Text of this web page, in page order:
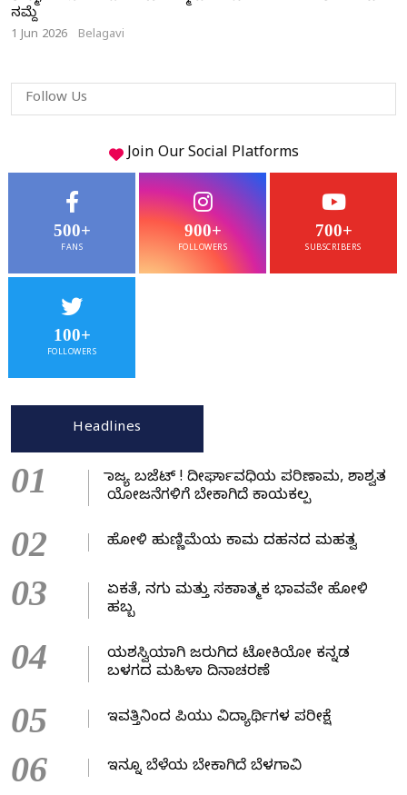
ನಮ್ದೆ
1 Jun 2026 Belagavi
Follow Us
Join Our Social Platforms
500+
FANS
900+
FOLLOWERS
700+
SUBSCRIBERS
100+
FOLLOWERS
Headlines
01
ರಾಜ್ಯ ಬಜೆಟ್ ! ದೀರ್ಘಾವಧಿಯ ಪರಿಣಾಮ, ಶಾಶ್ವತ
ಯೋಜನೆಗಳಿಗೆ ಬೇಕಾಗಿದೆ ಕಾಯಕಲ್ಪ
02 ಹೋಳಿ ಹುಣ್ಣಿಮೆಯ ಕಾಮ ದಹನದ ಮಹತ್ವ
03
ಏಕತೆ, ನಗು ಮತ್ತು ಸಕಾರಾತ್ಮಕ ಭಾವವೇ ಹೋಳಿ
ಹಬ್ಬ
04
ಯಶಸ್ವಿಯಾಗಿ ಜರುಗಿದ ಟೋಕಿಯೋ ಕನ್ನಡ
ಬಳಗದ ಮಹಿಳಾ ದಿನಾಚರಣೆ
05 ಇವತ್ತಿನಿಂದ ಪಿಯು ವಿದ್ಯಾರ್ಥಿಗಳ ಪರೀಕ್ಷೆ
06 ಇನ್ನೂ ಬೆಳೆಯ ಬೇಕಾಗಿದೆ ಬೆಳಗಾವಿ